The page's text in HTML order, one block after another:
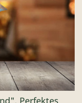
Perfektes